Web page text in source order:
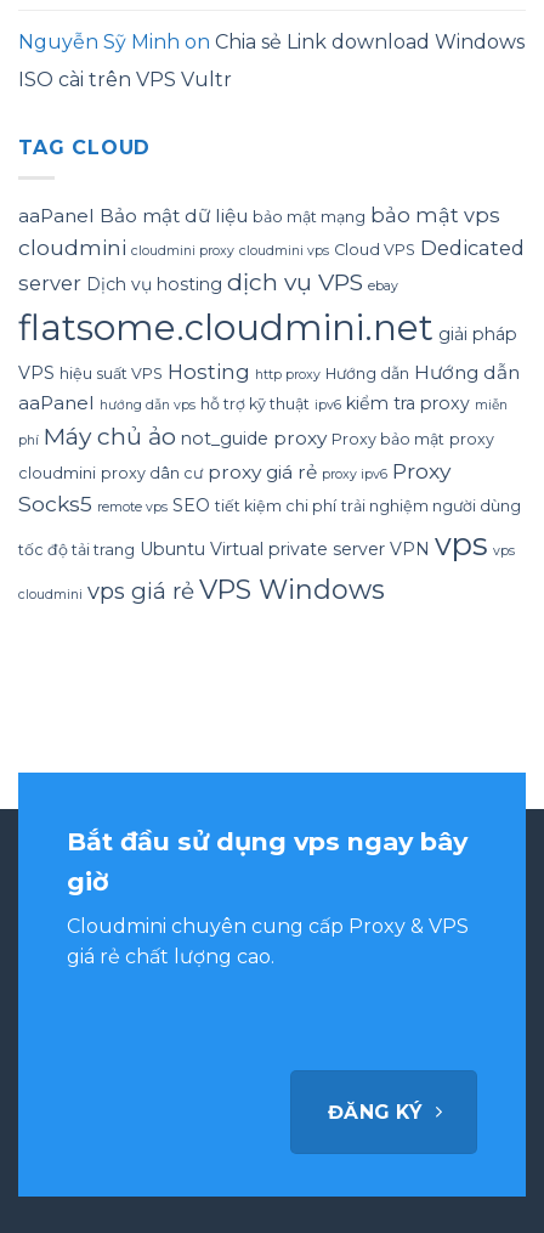
Nguyễn Sỹ Minh on Chia sẻ Link download Windows
ISO cài trên VPS Vultr
TAG CLOUD
aaPanel Bảo mật dữ liệu bảo mật mạng bảo mật vps
cloudmini cloudmini proxy cloudmini vps Cloud VPS Dedicated
server Dịch vụ hosting dịch vụ VPS ebay
flatsome.cloudmini.net giải pháp
VPS hiệu suất VPS Hosting http proxy Hướng dẫn Hướng dẫn
aaPanel hướng dẫn vps hỗ trợ kỹ thuật ipv6 kiểm tra proxy miễn
phí Máy chủ ảo not_guide proxy Proxy bảo mật proxy
cloudmini proxy dân cư proxy giá rẻ proxy ipv6 Proxy
Socks5 remote vps SEO tiết kiệm chi phí trải nghiệm người dùng
tốc độ tải trang Ubuntu Virtual private server VPN vps vps
cloudmini vps giá rẻVPS Windows
Bắt đầu sử dụng vps ngay bây
giờ
Cloudmini chuyên cung cấp Proxy & VPS
giá rẻ chất lượng cao.
ĐĂNG KÝ